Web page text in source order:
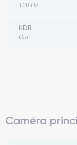
120 Hz
HDR
Oui
Caméra